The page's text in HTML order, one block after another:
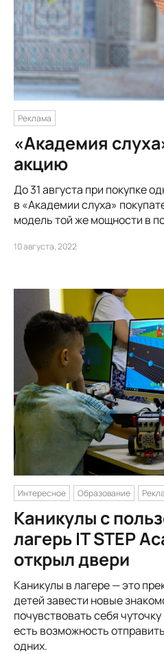
Реклама
«Академия
акцию
До 31 августа при покупке
в «Академии слуха»
модель той же мощности в
10 августа, 2022
Интересное Образование
Каникулы с
лагерь IT STEP
открыл двери
Каникулы в лагере — это
детей завести новые
почувствовать себя
есть возможность
одних.